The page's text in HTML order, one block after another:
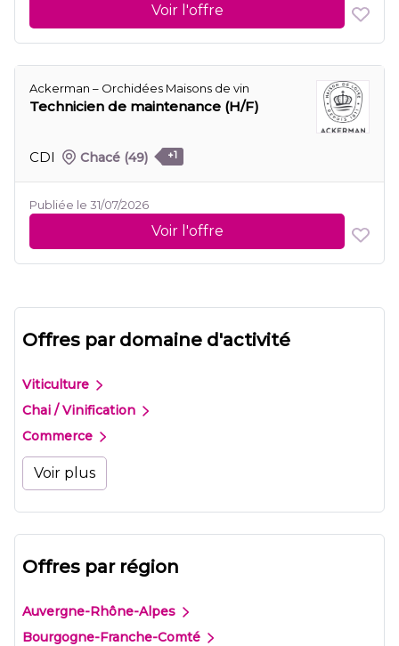
Voir l'offre
Ackerman – Orchidées Maisons de vin
Technicien de maintenance (H/F)
CDI Chacé (49) +1
Publiée le 31/07/2026
Voir l'offre
Offres par domaine d'activité
Viticulture
Chai / Vinification
Commerce
Voir plus
Offres par région
Auvergne-Rhône-Alpes
Bourgogne-Franche-Comté